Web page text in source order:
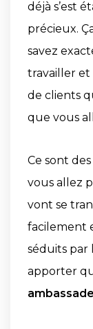
déjà s’est
précieux.
savez
travailler et
de clients
que vous
Ce sont
vous allez
vont se
facilement
séduits par
apporter